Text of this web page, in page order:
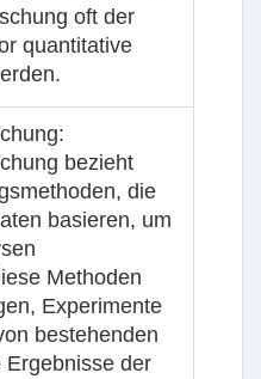
oft der
quantitative
:
bezieht
die
basieren, um
Methoden
Experimente
bestehenden
Ergebnisse der